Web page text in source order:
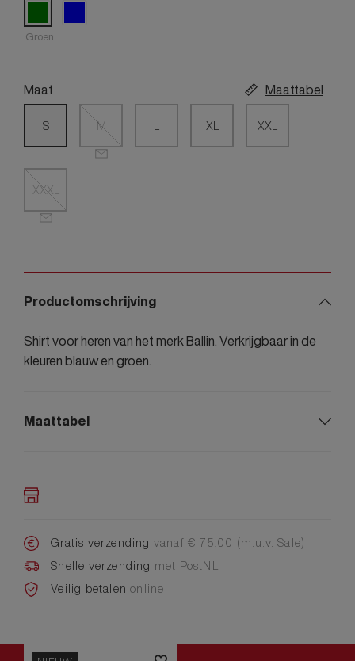
Groen
Maat Maattabel
S M L XL XXL
XXXL
Productomschrijving
Shirt voor heren van het merk Ballin. Verkrijgbaar in de
kleuren blauw en groen.
Maattabel
Gratis verzending vanaf € 75,00 (m.u.v. Sale)
Snelle verzending met PostNL
Veilig betalenonline